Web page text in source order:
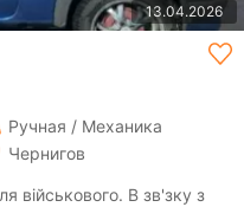
13.04.2026
Ручная / Механика
Чернигов
військового. В зв'зку з